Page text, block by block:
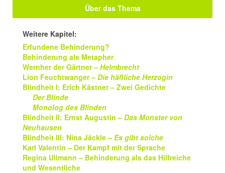
Über das Thema
Weitere Kapitel:
Erfundene Behinderung?
Behinderung als Metapher
Wernher der Gärtner – Helmbrecht
Lion Feuchtwanger – Die häßliche Herzogin
Blindheit I: Erich Kästner – Zwei Gedichte
Der Blinde
Monolog des Blinden
Blindheit II: Ernst Augustin – Das Monster von
Neuhausen
Blindheit III: Nina Jäckle – Es gibt solche
Karl Valentin – Der Kampf mit der Sprache
Regina Ullmann – Behinderung als das Hilfreiche
und Wesentliche